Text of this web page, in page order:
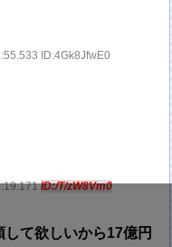
ID:4Gk8JfwE0
ID:/T/zW8Vm0
て欲しいから17億円